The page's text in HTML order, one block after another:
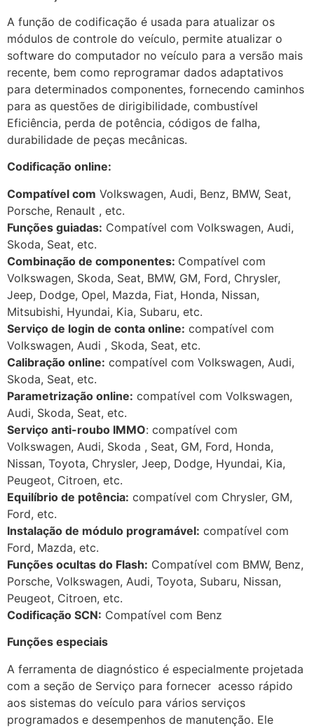
A função de codificação é usada para atualizar os
módulos de controle do veículo, permite atualizar o
software do computador no veículo para a versão mais
recente, bem como reprogramar dados adaptativos
para determinados componentes, fornecendo caminhos
para as questões de dirigibilidade, combustível
Eficiência, perda de potência, códigos de falha,
durabilidade de peças mecânicas.
Codificação online:
Compatível com Volkswagen, Audi, Benz, BMW, Seat,
Porsche, Renault , etc.
Funções guiadas: Compatível com Volkswagen, Audi,
Skoda, Seat, etc.
Combinação de componentes: Compatível com
Volkswagen, Skoda, Seat, BMW, GM, Ford, Chrysler,
Jeep, Dodge, Opel, Mazda, Fiat, Honda, Nissan,
Mitsubishi, Hyundai, Kia, Subaru, etc.
Serviço de login de conta online: compatível com
Volkswagen, Audi , Skoda, Seat, etc.
Calibração online: compatível com Volkswagen, Audi,
Skoda, Seat, etc.
Parametrização online: compatível com Volkswagen,
Audi, Skoda, Seat, etc.
Serviço anti-roubo IMMO: compatível com
Volkswagen, Audi, Skoda , Seat, GM, Ford, Honda,
Nissan, Toyota, Chrysler, Jeep, Dodge, Hyundai, Kia,
Peugeot, Citroen, etc.
Equilíbrio de potência: compatível com Chrysler, GM,
Ford, etc.
Instalação de módulo programável: compatível com
Ford, Mazda, etc.
Funções ocultas do Flash: Compatível com BMW, Benz,
Porsche, Volkswagen, Audi, Toyota, Subaru, Nissan,
Peugeot, Citroen, etc.
Codificação SCN: Compatível com Benz
Funções especiais
A ferramenta de diagnóstico é especialmente projetada
com a seção de Serviço para fornecer acesso rápido
aos sistemas do veículo para vários serviços
programados e desempenhos de manutenção. Ele